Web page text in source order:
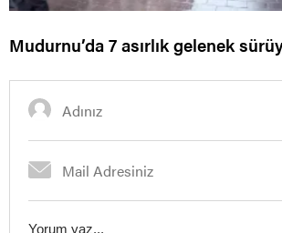
Mudurnu’da 7 asırlık gelenek